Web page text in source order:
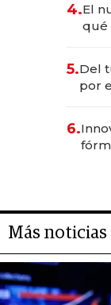
4.El
qué
5.Del
por
6.
Más noticias